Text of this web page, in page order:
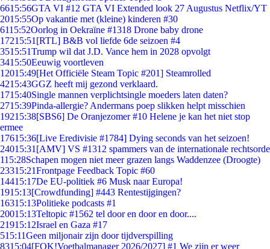
6615:56GTA VI #12 GTA VI Extended look 27 Augustus Netflix/YT
2015:55Op vakantie met (kleine) kinderen #30
6115:52Oorlog in Oekraïne #1318 Drone baby drone
17215:51 [RTL] B&B vol liefde 6de seizoen #4
3515:51Trump wil dat J.D. Vance hem in 2028 opvolgt
3415:50Eeuwig voortleven
12015:49[Het Officiële Steam Topic #201] Steamrolled
4215:43GGZ heeft mij gezond verklaard.
1715:40Single mannen verplichtsingle moeders laten daten?
2715:39Pinda-allergie? Andermans poep slikken helpt misschien
19215:38[SBS6] De Oranjezomer #10 Helene je kan het niet stop
ermee
17615:36[Live Eredivisie #1784] Dying seconds van het seizoen!
24015:31 [AMV] VS #1312 spammers van de internationale rechtsorde
115:28Schapen mogen niet meer grazen langs Waddenzee (Droogte)
23315:21Frontpage Feedback Topic #60
14415:17De EU-politiek #6 Musk naar Europa!
1915:13[Crowdfunding] #443 Rentestijgingen?
16315:13Politieke podcasts #1
20015:13Teltopic #1562 tel door en door en door....
21915:12Israel en Gaza #17
515:11Geen miljonair zijn door tijdverspilling
8315:04[FOK!Voetbalmanager 2026/2027] #1 We zijn er weer